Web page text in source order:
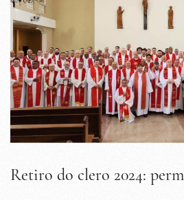
Retiro do clero 2024: